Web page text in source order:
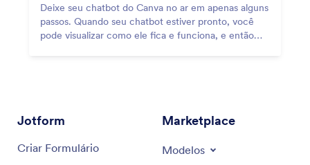
Deixe seu chatbot do Canva no ar em apenas alguns
passos. Quando seu chatbot estiver pronto, você
pode visualizar como ele fica e funciona, e então
Jotform
Criar Formulário
Marketplace
Modelos